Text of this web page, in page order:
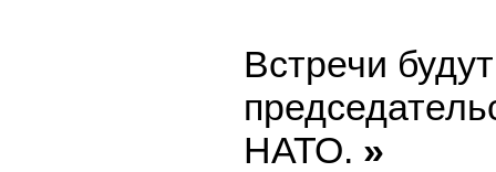
Встречи
НАТО. »